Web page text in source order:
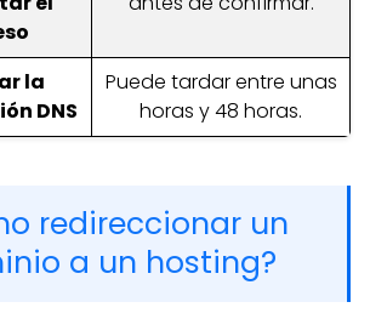
la
DNS
Puede tardar entre unas
horas y 48 horas.
redireccionar un
a un hosting?